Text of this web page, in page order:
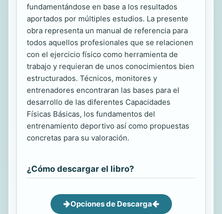
fundamentándose en base a los resultados
aportados por múltiples estudios. La presente
obra representa un manual de referencia para
todos aquellos profesionales que se relacionen
con el ejercicio físico como herramienta de
trabajo y requieran de unos conocimientos bien
estructurados. Técnicos, monitores y
entrenadores encontraran las bases para el
desarrollo de las diferentes Capacidades
Físicas Básicas, los fundamentos del
entrenamiento deportivo así como propuestas
concretas para su valoración.
¿Cómo descargar el libro?
Opciones de Descarga